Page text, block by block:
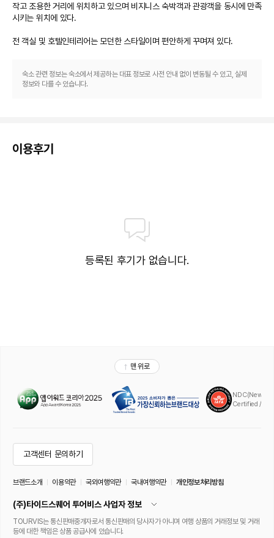
작고 조용한 거리에 위치하고 있으며 비지니스 숙박객과 관광객을 동시에 만족
시키는 위치에 있다.
숙소 관련 정보는 숙소에서 제공하는 대표 정보로 사전 안내 없이 변동될 수 있고, 실제
정보와 다를 수 있습니다.
이용후기
등록된 후기가 없습니다.